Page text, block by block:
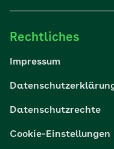
Reisen
Wohlbefinden
Rechtliches
Impressum
Datenschutzrechte
Cookie-Einstellungen